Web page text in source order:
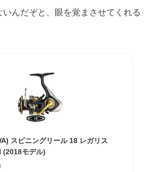
んだぞと、眼を覚まさせてくれる
スピニングリール 18 レガリス
(2018モデル)